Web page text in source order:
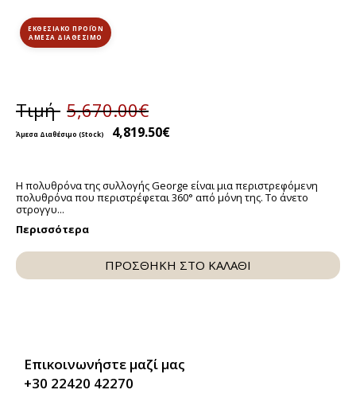
ΕΚΘΕΣΙΑΚΌ ΠΡΟΪΌΝ
Τιμή 5,670.00€
4,819.50€
Η πολυθρόνα της συλλογής George είναι μια περιστρεφόμενη
πολυθρόνα που περιστρέφεται 360° από μόνη της. Το άνετο
στρογγυ...
Περισσότερα
ΠΡΟΣΘΗΚΗ ΣΤΟ ΚΑΛΑΘΙ
Επικοινωνήστε μαζί μας
+30 22420 42270